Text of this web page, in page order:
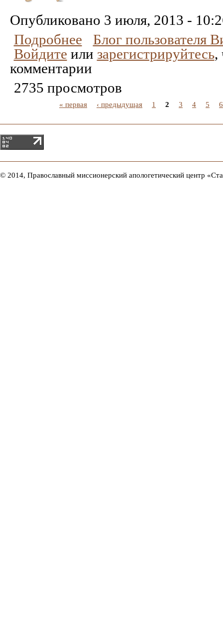
Опубликовано 3 июля, 2013 -
Подробнее
Блог пользователя
Войдите или зарегистрируйтесь,
комментарии
2735 просмотров
« первая ‹ предыдущая 1 2 3 4 5 6
© 2014, Православный миссионерский апологетический центр